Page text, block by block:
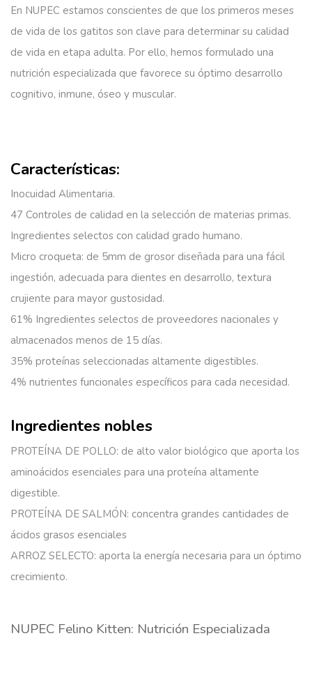
En NUPEC estamos conscientes de que los primeros meses
de vida de los gatitos son clave para determinar su calidad
de vida en etapa adulta. Por ello, hemos formulado una
nutrición especializada que favorece su óptimo desarrollo
cognitivo, inmune, óseo y muscular.
Características:
Inocuidad Alimentaria.
47 Controles de calidad en la selección de materias primas.
Ingredientes selectos con calidad grado humano.
Micro croqueta: de 5mm de grosor diseñada para una fácil
ingestión, adecuada para dientes en desarrollo, textura
crujiente para mayor gustosidad.
61% Ingredientes selectos de proveedores nacionales y
almacenados menos de 15 días.
35% proteínas seleccionadas altamente digestibles.
4% nutrientes funcionales específicos para cada necesidad.
Ingredientes nobles
PROTEÍNA DE POLLO: de alto valor biológico que aporta los
aminoácidos esenciales para una proteína altamente
digestible.
PROTEÍNA DE SALMÓN: concentra grandes cantidades de
ácidos grasos esenciales
ARROZ SELECTO: aporta la energía necesaria para un óptimo
crecimiento.
NUPEC Felino Kitten: Nutrición Especializada